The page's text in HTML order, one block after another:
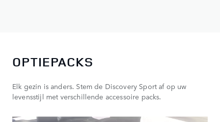
OPTIEPACKS
Elk gezin is anders. Stem de Discovery Sport af op uw
levensstijl met verschillende accessoire packs.